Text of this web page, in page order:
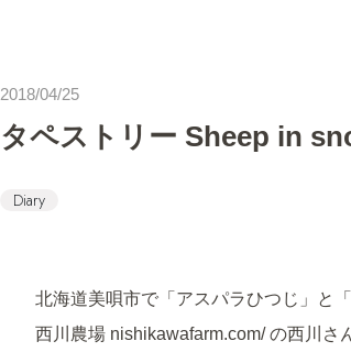
2018/04/25
タペストリー Sheep in
Diary
北海道美唄市で「アスパラひつじ」と
西川農場 nishikawafarm.com/ の西川さ